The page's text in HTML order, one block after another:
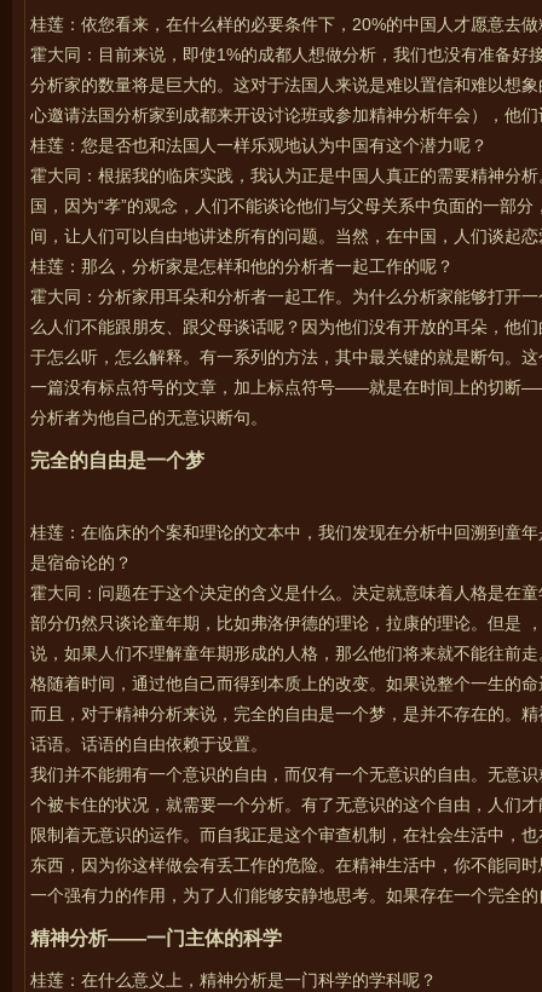
桂莲：依您看来，在什么样的必要条件下，20%的中国人才愿意去
霍大同：目前来说，即使1%的成都人想做分析，我们也没有准备
分析家的数量将是巨大的。这对于法国人来说是难以置信和难以想
心邀请法国分析家到成都来开设讨论班或参加精神分析年会），他
桂莲：您是否也和法国人一样乐观地认为中国有这个潜力呢？
霍大同：根据我的临床实践，我认为正是中国人真正的需要精神分
国，因为“孝”的观念，人们不能谈论他们与父母关系中负面的一部
间，让人们可以自由地讲述所有的问题。当然，在中国，人们谈起
桂莲：那么，分析家是怎样和他的分析者一起工作的呢？
霍大同：分析家用耳朵和分析者一起工作。为什么分析家能够打开
么人们不能跟朋友、跟父母谈话呢？因为他们没有开放的耳朵，他
于怎么听，怎么解释。有一系列的方法，其中最关键的就是断句。
一篇没有标点符号的文章，加上标点符号——就是在时间上的切断
分析者为他自己的无意识断句。
完全的自由是一个梦
桂莲：在临床的个案和理论的文本中，我们发现在分析中回溯到童
是宿命论的？
霍大同：问题在于这个决定的含义是什么。决定就意味着人格是在
部分仍然只谈论童年期，比如弗洛伊德的理论，拉康的理论。但是
说，如果人们不理解童年期形成的人格，那么他们将来就不能往前
格随着时间，通过他自己而得到本质上的改变。如果说整个一生的
而且，对于精神分析来说，完全的自由是一个梦，是并不存在的。
话语。话语的自由依赖于设置。
我们并不能拥有一个意识的自由，而仅有一个无意识的自由。无意
个被卡住的状况，就需要一个分析。有了无意识的这个自由，人们
限制着无意识的运作。而自我正是这个审查机制，在社会生活中，
东西，因为你这样做会有丢工作的危险。在精神生活中，你不能同
一个强有力的作用，为了人们能够安静地思考。如果存在一个完全
精神分析——一门主体的科学
桂莲：在什么意义上，精神分析是一门科学的学科呢？